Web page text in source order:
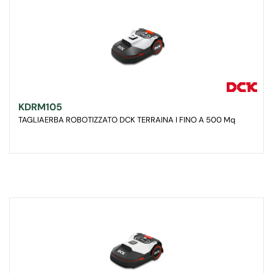
KDRM105
TAGLIAERBA ROBOTIZZATO DCK TERRAINA I FINO A 500 Mq